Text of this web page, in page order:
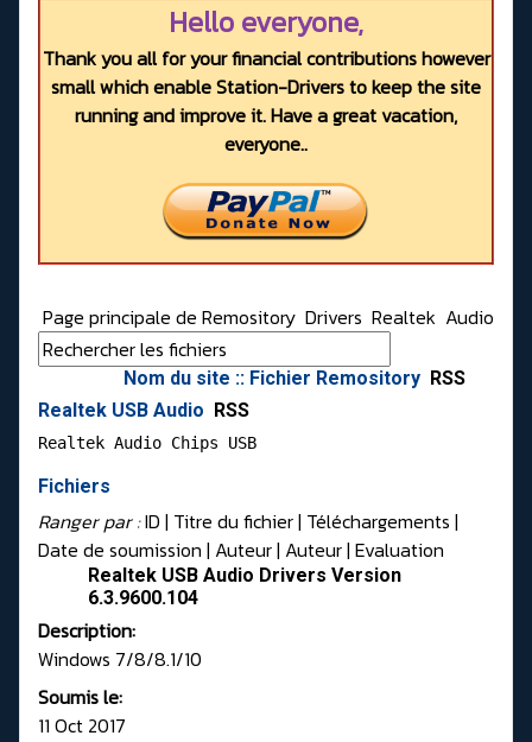
Hello everyone,
Thank you all for your financial contributions however
small which enable Station-Drivers to keep the site
running and improve it. Have a great vacation,
everyone..
Page principale de Remository Drivers Realtek Audio
Nom du site :: Fichier Remository RSS
Realtek USB Audio
RSS
Realtek Audio Chips USB
Fichiers
Ranger par :ID | Titre du fichier | Téléchargements |
Date de soumission | Auteur| Auteur| Evaluation
Realtek USB Audio Drivers Version
6.3.9600.104
Description:
Windows 7/8/8.1/10
Soumis le:
11 Oct 2017